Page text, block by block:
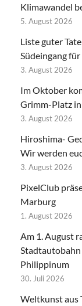
Klimawandel
5. August 2026
Liste guter
Südeingang
3. August 2026
Im Oktober
Grimm-Platz in
3. August 2026
Hiroshima-
Wir werden
3. August 2026
PixelClub
Marburg
1. August 2026
Am 1. August
Stadtautobahn
Philippinum
30. Juli 2026
Weltkunst aus